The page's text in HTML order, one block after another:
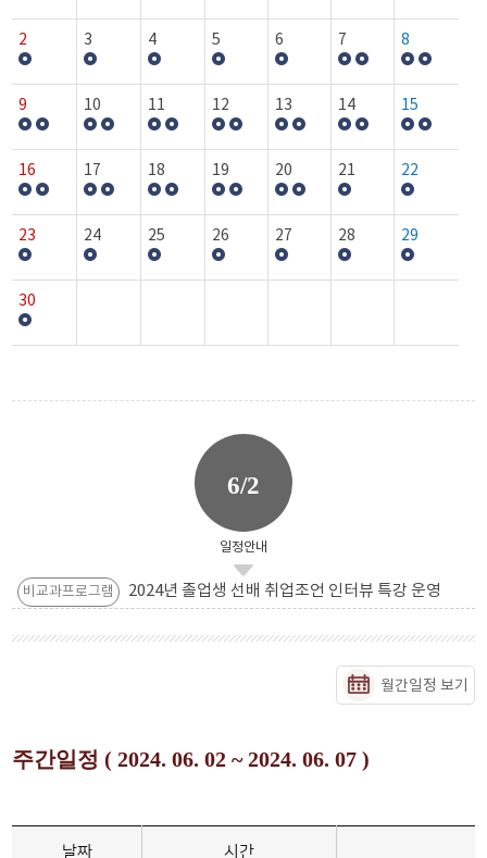
2 3 4 5 6 7 8
9 10 11 12 13 14 15
16 17 18 19 20 21 22
23 24 25 26 27 28 29
30
6/2
일정안내
비교과프로그램 2024년 졸업생 선배 취업조언 인터뷰 특강 운영
월간일정 보기
주간일정 ( 2024. 06. 02 ~ 2024. 06. 07 )
날짜 시간